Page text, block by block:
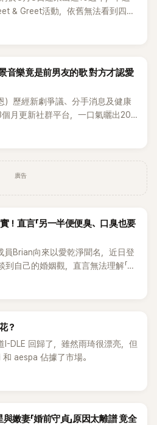
& Greet活動，依舊無法看到四人
7日報導，當天將由Jisoo（智秀）、
音樂竟是前男友的歌 對方才認愛
）歷經新劇爭議、分手消息及健康
月更新社群平台，一口氣曬出20
喜。不過，比起照片本身，更引
廣告
！直言「另一半便便臭、口臭也要
Brian向來以愛乾淨聞名，近日登
到自己的婚姻觀，直言無法理解「連
」這種說法，更大方表明自己是不
？
DLE 回歸了，雖然雨琦很漂亮，但
aespa 佔據了市場。
嫩妻「婚前守貞」原因太離譜 竟全